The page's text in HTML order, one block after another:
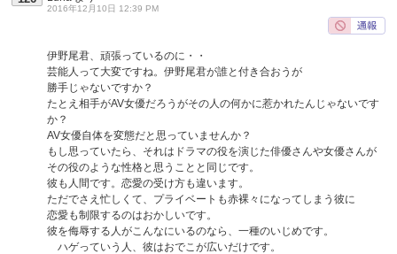
2016年12月10日 12:39 PM
伊野尾君、頑張っているのに・・
芸能人って大変ですね。伊野尾君が誰と付き合おうが
勝手じゃないですか？
たとえ相手がAV女優だろうがその人の何かに惹かれたんじゃないです
か？
AV女優自体を変態だと思っていませんか？
もし思っていたら、それはドラマの役を演じた俳優さんや女優さんが
その役のような性格と思うことと同じです。
彼も人間です。恋愛の受け方も違います。
ただでさえ忙しくて、プライベートも赤裸々になってしまう彼に
恋愛も制限するのはおかしいです。
彼を侮辱する人がこんなにいるのなら、一種のいじめです。
ハゲっていう人、彼はおでこが広いだけです。